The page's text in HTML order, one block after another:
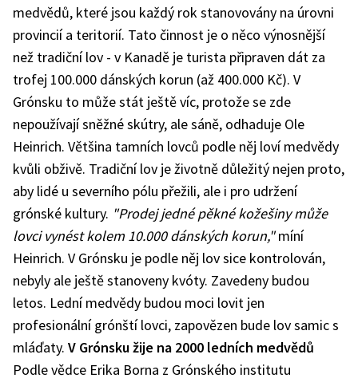
medvědů, které jsou každý rok stanovovány na úrovni
provincií a teritorií. Tato činnost je o něco výnosnější
než tradiční lov - v Kanadě je turista připraven dát za
trofej 100.000 dánských korun (až 400.000 Kč). V
Grónsku to může stát ještě víc, protože se zde
nepoužívají sněžné skútry, ale sáně, odhaduje Ole
Heinrich. Většina tamních lovců podle něj loví medvědy
kvůli obživě. Tradiční lov je životně důležitý nejen proto,
aby lidé u severního pólu přežili, ale i pro udržení
grónské kultury. "Prodej jedné pěkné kožešiny může
lovci vynést kolem 10.000 dánských korun,"míní
Heinrich. V Grónsku je podle něj lov sice kontrolován,
nebyly ale ještě stanoveny kvóty. Zavedeny budou
letos. Lední medvědy budou moci lovit jen
profesionální grónští lovci, zapovězen bude lov samic s
mláďaty. V Grónsku žije na 2000 ledních medvědů
Podle vědce Erika Borna z Grónského institutu